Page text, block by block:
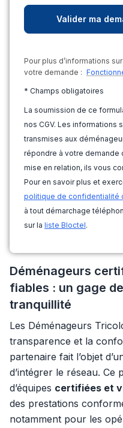
Pour plus d’informations
votre demande :
* Champs obligatoires
La soumission de ce
nos CGV. Les informations
transmises aux
répondre à votre demande
mise en relation, ils vous
Pour en savoir plus et
politique de confidentialité
à tout démarchage
sur la liste Bloctel.
Déménageurs
fiables : un gage
tranquillité
Les Déménageurs
transparence et la
partenaire fait l’objet
d’intégrer le réseau. Ce
d’équipes certifiées et
des prestations
notamment pour les